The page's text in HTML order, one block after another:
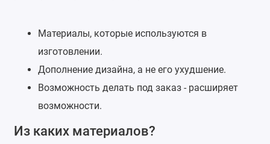
Материалы, которые используются в
изготовлении.
Дополнение дизайна, а не его ухудшение.
Возможность делать под заказ - расширяет
возможности.
Из каких материалов?